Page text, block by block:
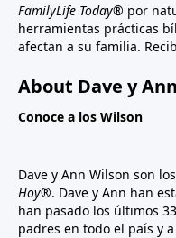
FamilyLife Today® por
herramientas prácticas
afectan a su familia.
About Dave y
Conoce a los Wilson
Dave y Ann Wilson son
Hoy®. Dave y Ann han
han pasado los últimos
padres en todo el país y